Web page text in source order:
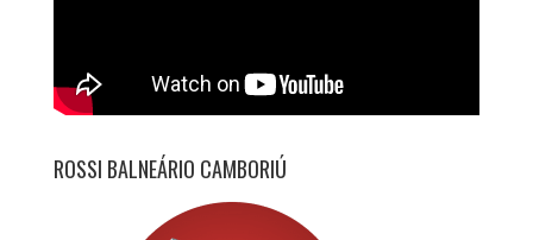
ROSSI BALNEÁRIO CAMBORIÚ